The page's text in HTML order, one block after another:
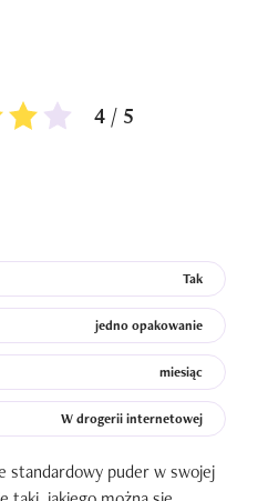
4 / 5
Tak
jedno opakowanie
miesiąc
W drogerii internetowej
standardowy puder w swojej